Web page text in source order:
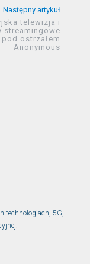
Następny artykuł
telewizja i
streamingowe
pod ostrzałem
Anonymous
technologiach, 5G,